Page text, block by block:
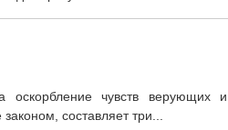
оскорбление чувств верующих и
составляет три...